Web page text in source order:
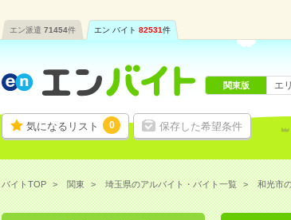
エン派遣 71454件 エン バイト 82531件
気になるリスト 0 保存した希望条件
関東版 エ
バイトTOP 関東 埼玉県のアルバイト・バイト一覧 和光市